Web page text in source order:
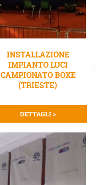
INSTALLAZIONE
IMPIANTO LUCI
CAMPIONATO BOXE
(TRIESTE)
DETTAGLI >